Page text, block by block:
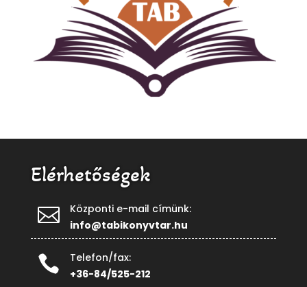
Elérhetőségek

Központi e-mail címünk:
info@tabikonyvtar.hu

Telefon/fax:
+36-84/525-212